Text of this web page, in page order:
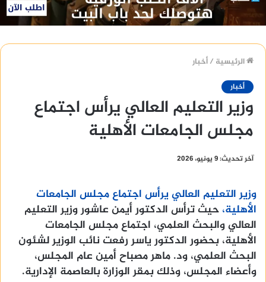
الرئيسية /أخبار
أخبار
وزير التعليم العالي يرأس اجتماع
مجلس الجامعات الأهلية
آخر تحديث: 9 يونيو، 2026
وزير التعليم العالي يرأس اجتماع مجلس الجامعات
الأهلية، حيث ترأس الدكتور أيمن عاشور وزير التعليم
العالي والبحث العلمي، اجتماع مجلس الجامعات
الأهلية، بحضور الدكتور ياسر رفعت نائب الوزير لشئون
البحث العلمي، ود. ماهر مصباح أمين عام المجلس،
وأعضاء المجلس، وذلك بمقر الوزارة بالعاصمة الإدارية.